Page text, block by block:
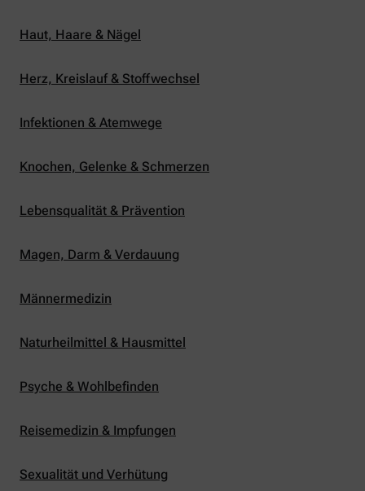
Haut, Haare & Nägel
Herz, Kreislauf & Stoffwechsel
Infektionen & Atemwege
Knochen, Gelenke & Schmerzen
Lebensqualität & Prävention
Magen, Darm & Verdauung
Männermedizin
Naturheilmittel & Hausmittel
Psyche & Wohlbefinden
Reisemedizin & Impfungen
Sexualität und Verhütung